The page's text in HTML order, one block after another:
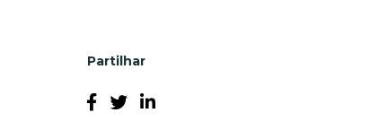
Partilhar